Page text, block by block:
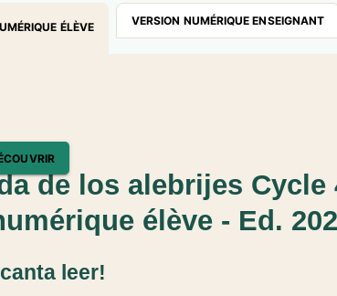
ÉLÈVE VERSION NUMÉRIQUE ENSEIGNANT
de los alebrijes Cycle
élève - Ed.
leer!